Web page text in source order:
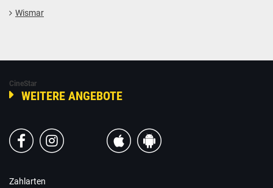
Wismar
CineStar
WEITERE ANGEBOTE
Zahlarten